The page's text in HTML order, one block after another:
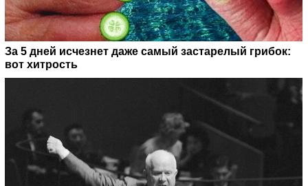
За 5 дней исчезнет даже самый застарелый грибок:
вот хитрость